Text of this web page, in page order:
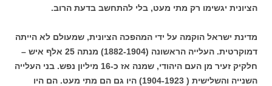
הציונית יגשימו רק מתי מעט, בלי להתחשב בדעת הרוב.
מדינת ישראל הוקמה על ידי המהפכה הציונית, שמעולם לא הייתה
דמוקרטית. העלייה הראשונה (1882-1904) מנתה 25 אלף איש –
חלקיק זעיר מן העם היהודי, שמנה אז כ-16 מיליון נפש. בני העלייה
השנייה והשלישית ( 1904-1923) היו גם הם מתי מעט. הם היו